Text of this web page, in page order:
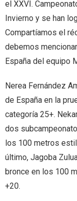
- - Rankings
- -
- - Calendario
content/
x/flags/
el XXVI.
Invierno y se han
Compartíamos el
debemos
España del equipo
Nerea Fernández
de España en la
categoría 25+.
dos
los 100 metros
último, Jagoba
bronce en los 100
+20.